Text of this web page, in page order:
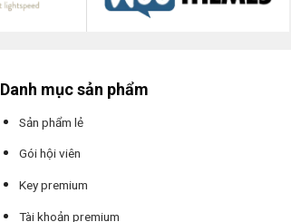
Danh mục sản phẩm
Sản phẩm lẻ
Gói hội viên
Key premium
Tài khoản premium